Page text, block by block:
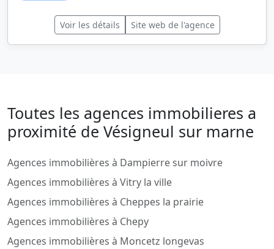
Voir les détails Site web de l'agence
Toutes les agences immobilieres a
proximité de Vésigneul sur marne
Agences immobilières à Dampierre sur moivre
Agences immobilières à Vitry la ville
Agences immobilières à Cheppes la prairie
Agences immobilières à Chepy
Agences immobilières à Moncetz longevas